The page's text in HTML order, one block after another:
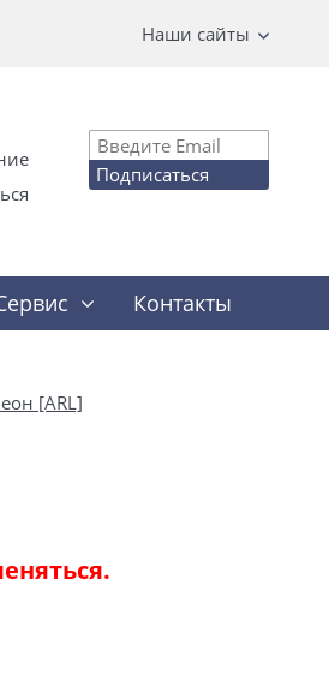
Наши сайты
Подписаться
Контакты
[ARL]